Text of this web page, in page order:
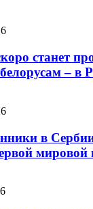
станет
– в
в
мировой